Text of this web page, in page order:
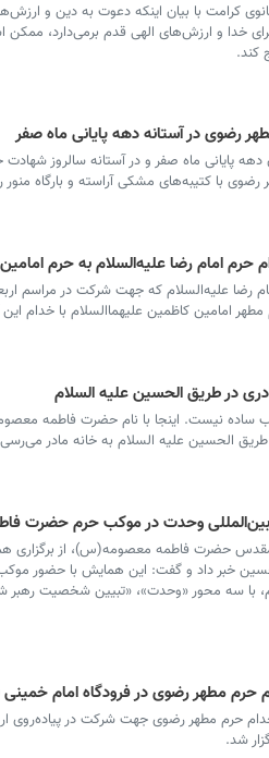
کرامت با بیان اینکه دعوت به دین و
خدا و ارزش‌های الهی قدم برمی‌دارد، ممکن
کند.
رضوی در آستانه دهه پایانی ماه صفر
دهه پایانی ماه صفر و در آستانه سالروز
با کتیبه‌های مشکی آراسته و بارگاه
حرم امام رضا علیه‌السلام به حرم
امامین کاظمین علیهماالسلام با خدام
در طریق الحسین علیه السلام
یک موکب ساده نیست. اینجا با نام حضرت فاطمه
طریق الحسین علیه السلام به خانه مادر
وحدت در موکب حرم حضرت
حضرت فاطمه معصومه(س)، از برگزاری
طریق‌الحسین خبر داد و گفت: این همایش با
با سه محور «وحدت»، «تبیین شخصیت رهبر
حرم مطهر رضوی در فرودگاه امام خمینی
شد.